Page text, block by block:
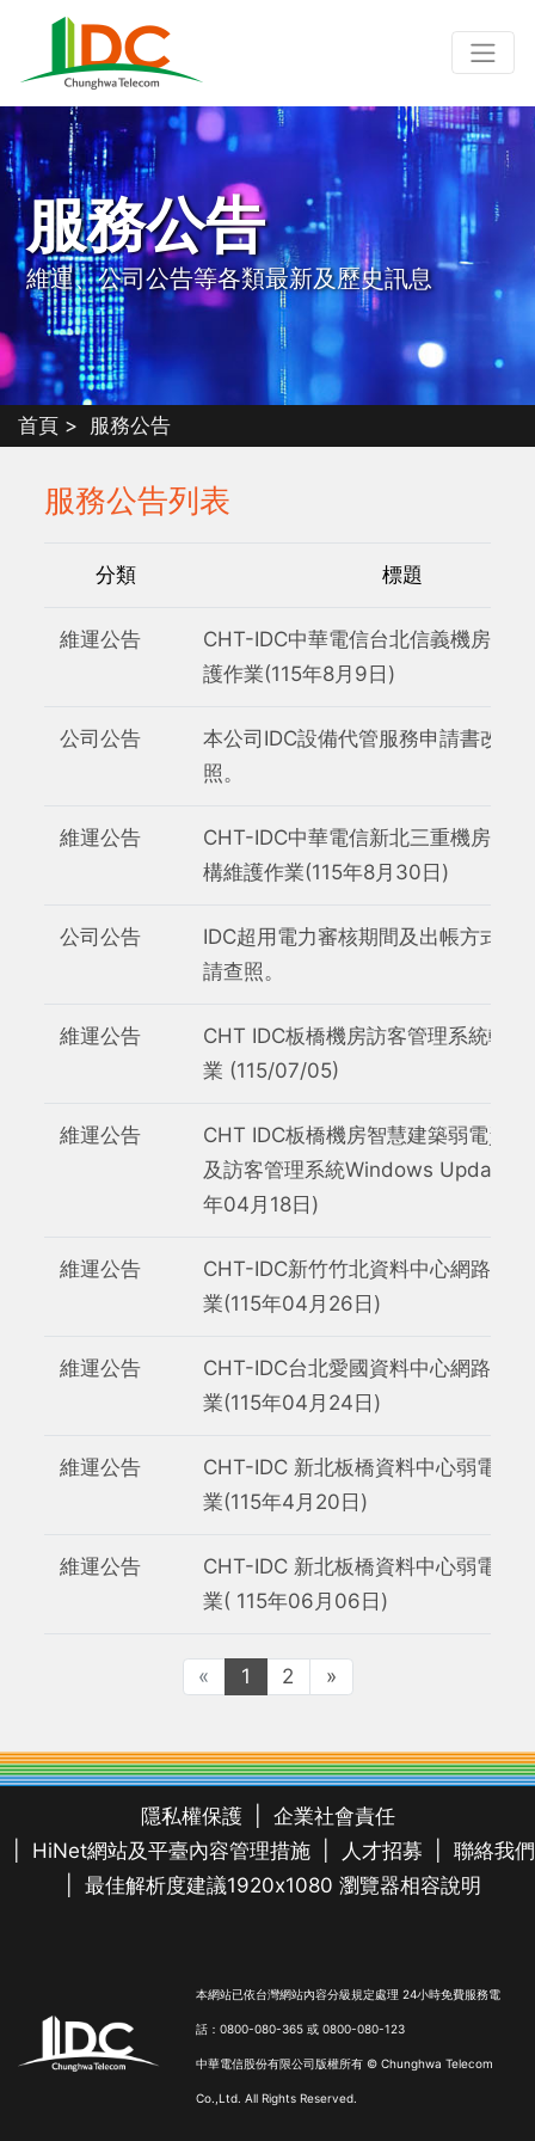
服務公告
維運、公司公告等各類最新及歷史訊息
首頁 服務公告
服務公告列表
分類 標題
維運公告
CHT-IDC中華電信台北信義機房網
護作業(115年8月9日)
公司公告
本公司IDC設備代管服務申請書改版
照。
維運公告
CHT-IDC中華電信新北三重機房網
構維護作業(115年8月30日)
公司公告
IDC超用電力審核期間及出帳方式調
請查照。
維運公告
CHT IDC板橋機房訪客管理系統軟體
業 (115/07/05)
維運公告
CHT IDC板橋機房智慧建築弱電資訊
及訪客管理系統Windows Update作
年04月18日)
維運公告
CHT-IDC新竹竹北資料中心網路設
業(115年04月26日)
維運公告
CHT-IDC台北愛國資料中心網路設
業(115年04月24日)
維運公告
CHT-IDC 新北板橋資料中心弱電網
業(115年4月20日)
維運公告
CHT-IDC 新北板橋資料中心弱電網
業( 115年06月06日)
« 1 2 »
隱私權保護
企業社會責任
HiNet網站及平臺內容管理措施
人才招募
聯絡我們
最佳解析度建議1920x1080 瀏覽器相容說明
本網站已依台灣網站內容分級規定處理 24小時免費服務電
話：0800-080-365 或 0800-080-123
中華電信股份有限公司版權所有 © Chunghwa Telecom
Co.,Ltd. All Rights Reserved.